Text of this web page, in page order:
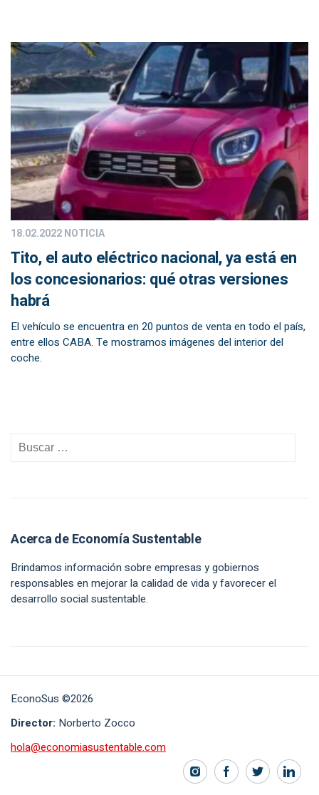
18.02.2022NOTICIA
Tito, el auto eléctrico nacional, ya está en
los concesionarios: qué otras versiones
habrá
El vehículo se encuentra en 20 puntos de venta en todo el país,
entre ellos CABA. Te mostramos imágenes del interior del
coche.
Acerca de Economía Sustentable
Brindamos información sobre empresas y gobiernos
responsables en mejorar la calidad de vida y favorecer el
desarrollo social sustentable.
EconoSus ©2026
Director: Norberto Zocco
hola@economiasustentable.com